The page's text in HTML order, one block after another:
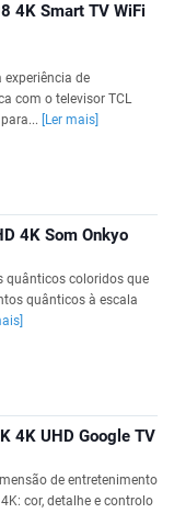
4K Smart TV WiFi
experiência de
com o televisor TCL
[Ler mais]
4K Som Onkyo
quânticos coloridos que
quânticos à escala
4K UHD Google TV
de entretenimento
cor, detalhe e controlo